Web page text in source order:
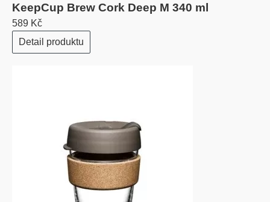
KeepCup Brew Cork Deep M 340 ml
589 Kč
Detail produktu